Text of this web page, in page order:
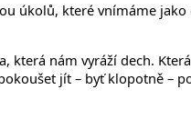
úkolů, které vnímáme
která nám vyráží dech.
jít – byť klopotně –